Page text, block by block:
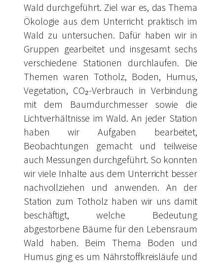
Wald durchgeführt. Ziel war es, das Thema
Ökologie aus dem Unterricht praktisch im
Wald zu untersuchen. Dafür haben wir in
Gruppen gearbeitet und insgesamt sechs
verschiedene Stationen durchlaufen. Die
Themen waren Totholz, Boden, Humus,
Vegetation, CO₂-Verbrauch in Verbindung
mit dem Baumdurchmesser sowie die
Lichtverhältnisse im Wald. An jeder Station
haben wir Aufgaben bearbeitet,
Beobachtungen gemacht und teilweise
auch Messungen durchgeführt. So konnten
wir viele Inhalte aus dem Unterricht besser
nachvollziehen und anwenden. An der
Station zum Totholz haben wir uns damit
beschäftigt, welche Bedeutung
abgestorbene Bäume für den Lebensraum
Wald haben. Beim Thema Boden und
Humus ging es um Nährstoffkreisläufe und